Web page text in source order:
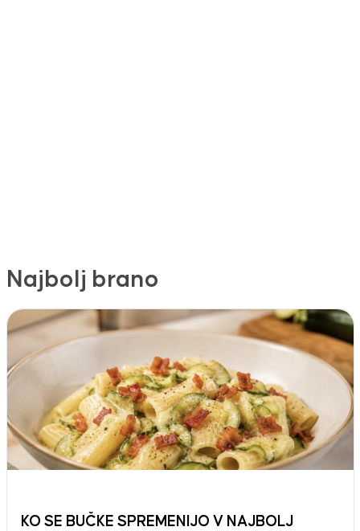
Najbolj brano
KO SE BUČKE SPREMENIJO V NAJBOLJ